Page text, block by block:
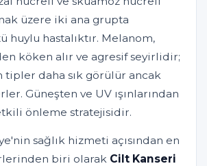
üzere iki ana grupta
huylu hastalıktır. Melanom,
köken alır ve agresif seyirlidir;
tipler daha sık görülür ancak
Güneşten ve UV ışınlarından
önleme stratejisidir.
sağlık hizmeti açısından en
biri olarak Cilt Kanseri